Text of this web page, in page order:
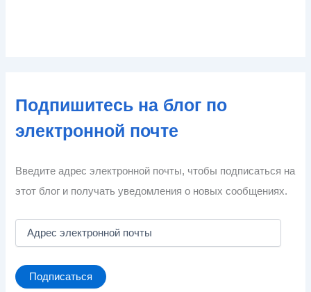
Подпишитесь на блог по
электронной почте
Введите адрес электронной почты, чтобы подписаться на
этот блог и получать уведомления о новых сообщениях.
е
с
Подписаться